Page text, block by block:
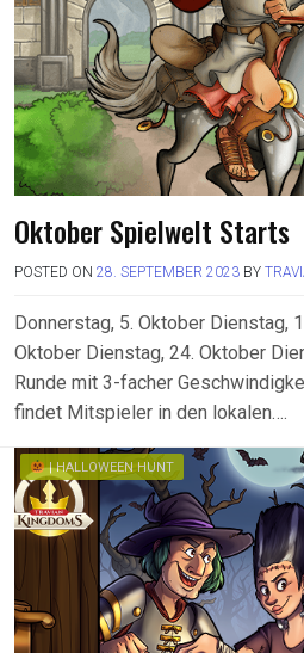
Oktober Spielwelt Starts
POSTED ON 28. SEPTEMBER 2023 BY
Donnerstag, 5. Oktober Dienstag,
Oktober Dienstag, 24. Oktober
Runde mit 3-facher
findet Mitspieler in den lokalen….
| HALLOWEEN HUNT